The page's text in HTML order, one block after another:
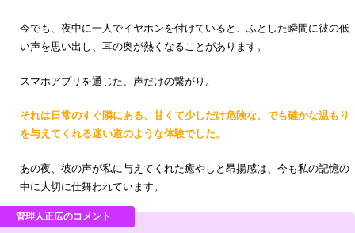
今でも、夜中に一人でイヤホンを付けていると、ふとした瞬間に彼の低
い声を思い出し、耳の奥が熱くなることがあります。
スマホアプリを通じた、声だけの繋がり。
それは日常のすぐ隣にある、甘くて少しだけ危険な、でも確かな温もり
を与えてくれる迷い道のような体験でした。
あの夜、彼の声が私に与えてくれた癒やしと昂揚感は、今も私の記憶の
中に大切に仕舞われています。